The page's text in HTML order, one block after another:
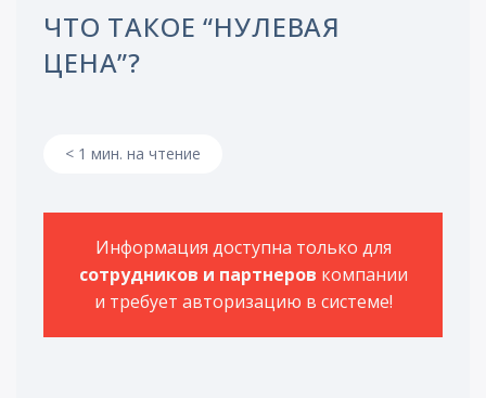
ЧТО ТАКОЕ “НУЛЕВАЯ
ЦЕНА”?
< 1 мин. на чтение
Информация доступна только для
сотрудников и партнеров компании
и требует авторизацию в системе!